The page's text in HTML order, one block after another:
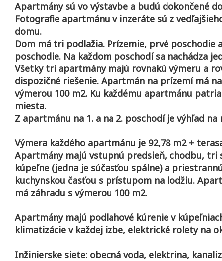
Apartmány sú vo výstavbe a budú dokončené
Fotografie apartmánu v inzeráte sú z
domu.
Dom má tri podlažia. Prízemie, prvé poschodie
poschodie. Na každom poschodí sa nachádza
Všetky tri apartmány majú rovnakú výmeru a
dispozičné riešenie. Apartmán na prízemí má
výmerou 100 m2. Ku každému apartmánu
miesta.
Z apartmánu na 1. a na 2. poschodí je výhľad na
Výmera každého apartmánu je 92,78 m2 +
Apartmány majú vstupnú predsieň, chodbu, tri
kúpeľne (jedna je súčasťou spálne) a
kuchynskou časťou s prístupom na lodžiu.
má záhradu s výmerou 100 m2.
Apartmány majú podlahové kúrenie v
klimatizácie v každej izbe, elektrické rolety na
Inžinierske siete: obecná voda, elektrina,